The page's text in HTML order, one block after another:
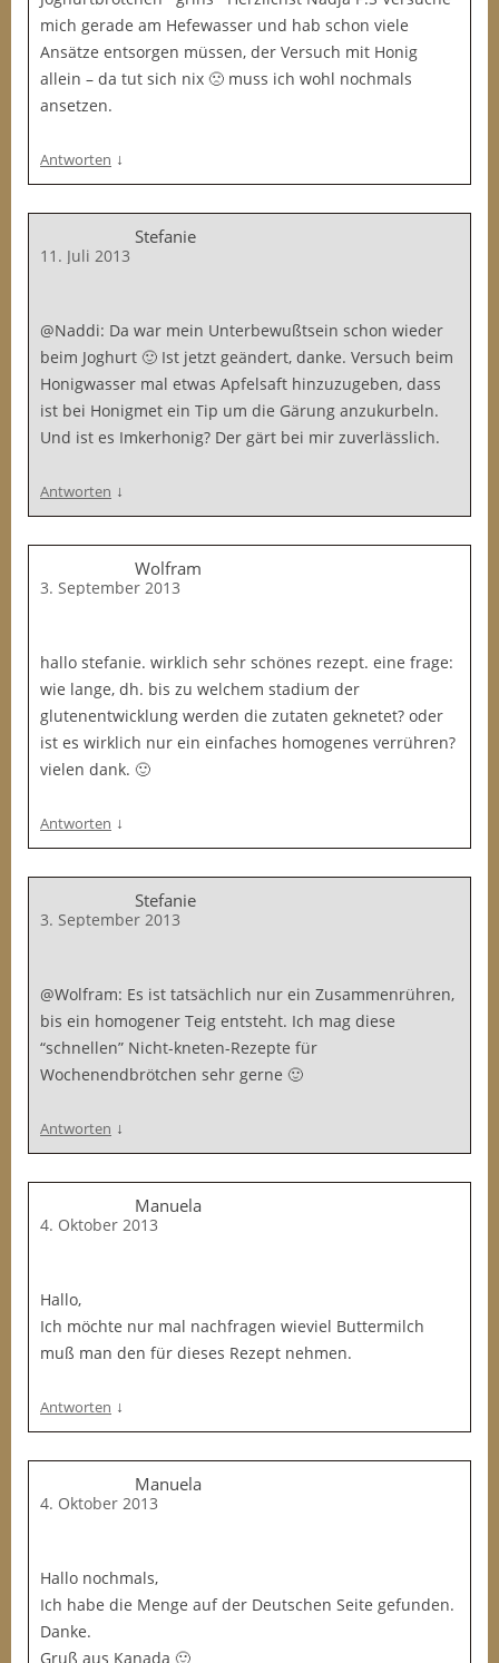
mich gerade am Hefewasser und hab schon viele
Ansätze entsorgen müssen, der Versuch mit Honig
allein – da tut sich nix 🙁 muss ich wohl nochmals
ansetzen.
Antworten ↓
Stefanie
11. Juli 2013
@Naddi: Da war mein Unterbewußtsein schon wieder
beim Joghurt 🙂 Ist jetzt geändert, danke. Versuch beim
Honigwasser mal etwas Apfelsaft hinzuzugeben, dass
ist bei Honigmet ein Tip um die Gärung anzukurbeln.
Und ist es Imkerhonig? Der gärt bei mir zuverlässlich.
Antworten ↓
Wolfram
3. September 2013
hallo stefanie. wirklich sehr schönes rezept. eine frage:
wie lange, dh. bis zu welchem stadium der
glutenentwicklung werden die zutaten geknetet? oder
ist es wirklich nur ein einfaches homogenes verrühren?
vielen dank. 🙂
Antworten ↓
Stefanie
3. September 2013
@Wolfram: Es ist tatsächlich nur ein Zusammenrühren,
bis ein homogener Teig entsteht. Ich mag diese
“schnellen” Nicht-kneten-Rezepte für
Wochenendbrötchen sehr gerne 🙂
Antworten ↓
Manuela
4. Oktober 2013
Hallo,
Ich möchte nur mal nachfragen wieviel Buttermilch
muß man den für dieses Rezept nehmen.
Antworten ↓
Manuela
4. Oktober 2013
Hallo nochmals,
Ich habe die Menge auf der Deutschen Seite gefunden.
Danke.
Gruß aus Kanada 🙂